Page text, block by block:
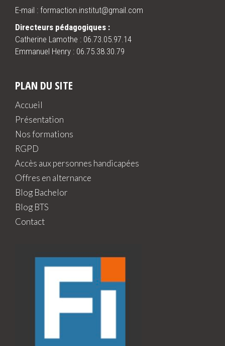
E-mail : formaction.institut@gmail.com
Directeurs pédagogiques :
Catherine Lamothe : 06.73.05.97.14
Emmanuel Henry : 06.75.38.30.79
PLAN DU SITE
Accueil
Présentation
Nos formations
RGPD
Accès aux personnes handicapées
Offres en alternance
Blog Bachelor
Blog BTS
Contact